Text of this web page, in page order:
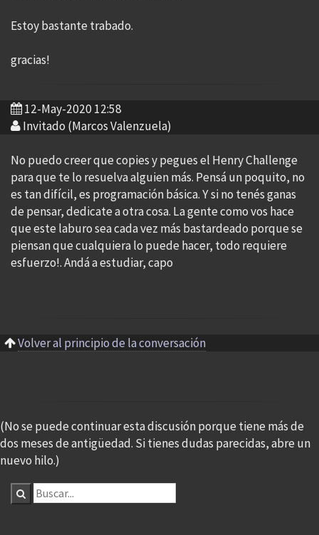
Estoy bastante trabado.
gracias!
12-May-2020 12:58
Invitado (Marcos Valenzuela)
No puedo creer que copies y pegues el Henry Challenge
para que te lo resuelva alguien más. Pensá un poquito, no
es tan difícil, es programación básica. Y si no tenés ganas
de pensar, dedicate a otra cosa. La gente como vos hace
que este laburo sea cada vez más bastardeado porque se
piensan que cualquiera lo puede hacer, todo requiere
esfuerzo!. Andá a estudiar, capo
Volver al principio de la conversación
(No se puede continuar esta discusión porque tiene más de
dos meses de antigüedad. Si tienes dudas parecidas, abre un
nuevo hilo.)